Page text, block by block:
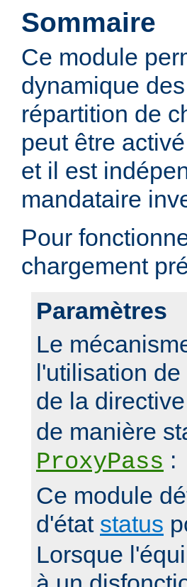
Sommaire
Ce module
dynamique
répartition de
peut être
et il est
mandataire
Pour
chargement
Paramètres
Le
l'utilisation
de la directive
de manière
ProxyPass :
Ce module
d'état status
Lorsque